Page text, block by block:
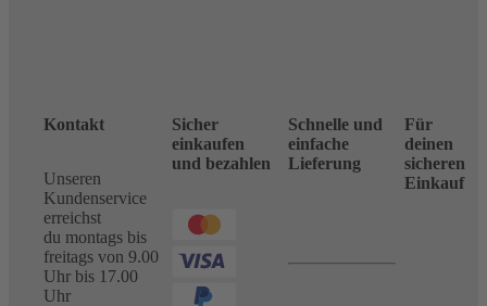
Kontakt
Unseren
Kundenservice
erreichst
du montags bis
freitags von 9.00
Uhr bis 17.00
Uhr
Sicher
einkaufen
und bezahlen
Schnelle und
einfache
Lieferung
Für
deinen
sicheren
Einkauf